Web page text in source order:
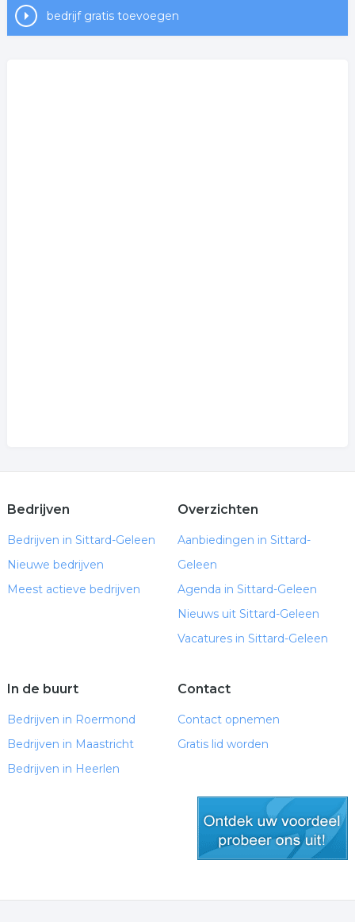
bedrijf gratis toevoegen
Bedrijven
Bedrijven in Sittard-Geleen
Nieuwe bedrijven
Meest actieve bedrijven
Overzichten
Aanbiedingen in Sittard-
Geleen
Agenda in Sittard-Geleen
Nieuws uit Sittard-Geleen
Vacatures in Sittard-Geleen
In de buurt
Bedrijven in Roermond
Bedrijven in Maastricht
Bedrijven in Heerlen
Contact
Contact opnemen
Gratis lid worden